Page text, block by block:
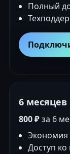
Полный
6 месяцев
800 ₽за 6
Экономия
Доступ ко